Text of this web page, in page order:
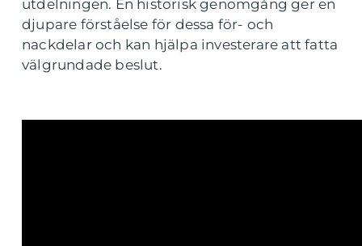
utdelningen. En historisk genomgång ger en
djupare förståelse för dessa för- och
nackdelar och kan hjälpa investerare att fatta
välgrundade beslut.